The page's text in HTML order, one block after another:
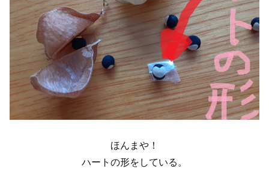
ほんまや！
ハートの形をしている。